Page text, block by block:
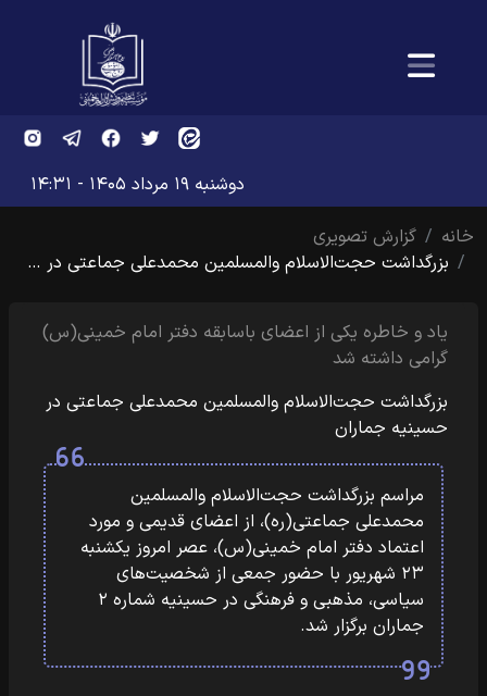
دوشنبه ۱۹ مرداد ۱۴۰۵ - ۱۴:۳۱
خانه
گزارش تصویری
بزرگداشت حجت‌الاسلام والمسلمین محمدعلی جماعتی در …
یاد و خاطره یکی از اعضای باسابقه دفتر امام خمینی(س)
گرامی داشته شد
بزرگداشت حجت‌الاسلام والمسلمین محمدعلی جماعتی در
حسینیه جماران
مراسم بزرگداشت حجت‌الاسلام والمسلمین
محمدعلی جماعتی(ره)، از اعضای قدیمی و مورد
اعتماد دفتر امام خمینی(س)، عصر امروز یکشنبه
۲۳ شهریور با حضور جمعی از شخصیت‌های
سیاسی، مذهبی و فرهنگی در حسینیه شماره ۲
جماران برگزار شد.